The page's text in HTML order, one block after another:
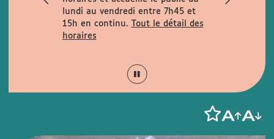
lundi au vendredi entre 7h45 et
15h en continu.
Tout le détail des
horaires